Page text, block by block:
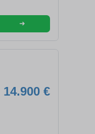
➜
14.900 €